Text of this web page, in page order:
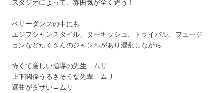
スタジオによって、雰囲気が全く違う！
ベリーダンスの中にも
エジプシャンスタイル、ターキッシュ、トライバル、フュージ
ョンなどたくさんのジャンルがあり混乱しながら
怖くて厳しい指導の先生→ムリ
上下関係うるさそうな先輩→ムリ
選曲がダサい→ムリ